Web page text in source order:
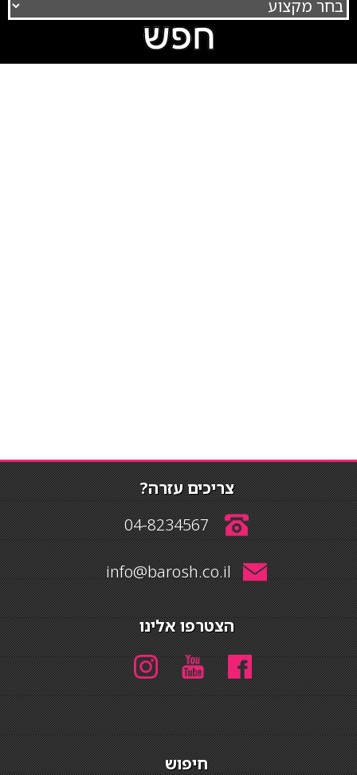
צריכים עזרה?
04-8234567
info@barosh.co.il
הצטרפו אלינו
חיפוש